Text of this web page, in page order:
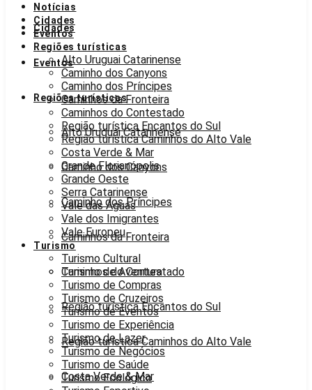
Cidades
Eventos
Regiões turísticas
Alto Uruguai Catarinense
Caminho dos Canyons
Caminho dos Príncipes
Caminhos da Fronteira
Caminhos do Contestado
Região turística Encantos do Sul
Região turística Caminhos do Alto Vale
Costa Verde & Mar
Notícias
Cidades
Eventos
Regiões turísticas
Alto Uruguai Catarinense
Caminho dos Canyons
Caminho dos Príncipes
Caminhos da Fronteira
Caminhos do Contestado
Região turística Encantos do Sul
Região turística Caminhos do Alto Vale
Costa Verde & Mar
Grande Florianópolis
Grande Oeste
Serra Catarinense
Vale das Águas
Vale dos Imigrantes
Vale Europeu
Turismo
Turismo Cultural
Turismo de Aventura
Turismo de Compras
Turismo de Cruzeiros
Turismo de Eventos
Turismo de Experiência
Turismo de Lazer
Turismo de Negócios
Turismo de Saúde
Turismo Ecológico